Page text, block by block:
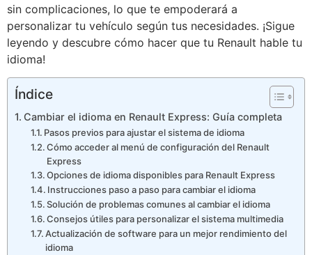
sin complicaciones, lo que te empoderará a
personalizar tu vehículo según tus necesidades. ¡Sigue
leyendo y descubre cómo hacer que tu Renault hable tu
idioma!
Índice
Cambiar el idioma en Renault Express: Guía completa
Pasos previos para ajustar el sistema de idioma
Cómo acceder al menú de configuración del Renault
Express
Opciones de idioma disponibles para Renault Express
Instrucciones paso a paso para cambiar el idioma
Solución de problemas comunes al cambiar el idioma
Consejos útiles para personalizar el sistema multimedia
Actualización de software para un mejor rendimiento del
idioma